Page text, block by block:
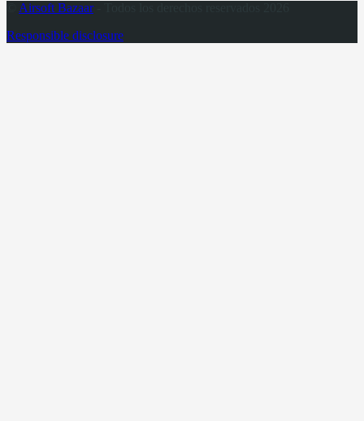
Airsoft Bazaar- Todos los derechos reservados 2026
Responsible disclosure